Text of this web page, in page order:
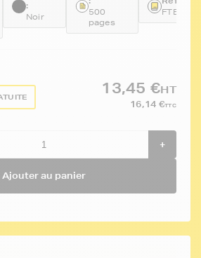
:
Noir
500
pages
13,45 €HT
16,14 €TTC
+
Ajouter au panier